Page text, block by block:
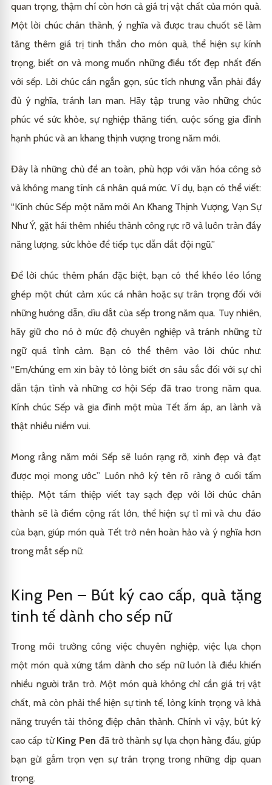
quan trọng, thậm chí còn hơn cả giá trị vật chất của món quà.
Một lời chúc chân thành, ý nghĩa và được trau chuốt sẽ làm
tăng thêm giá trị tinh thần cho món quà, thể hiện sự kính
trọng, biết ơn và mong muốn những điều tốt đẹp nhất đến
với sếp. Lời chúc cần ngắn gọn, súc tích nhưng vẫn phải đầy
đủ ý nghĩa, tránh lan man. Hãy tập trung vào những chúc
phúc về sức khỏe, sự nghiệp thăng tiến, cuộc sống gia đình
hạnh phúc và an khang thịnh vượng trong năm mới.
Đây là những chủ đề an toàn, phù hợp với văn hóa công sở
và không mang tính cá nhân quá mức. Ví dụ, bạn có thể viết:
“Kính chúc Sếp một năm mới An Khang Thịnh Vượng, Vạn Sự
Như Ý, gặt hái thêm nhiều thành công rực rỡ và luôn tràn đầy
năng lượng, sức khỏe để tiếp tục dẫn dắt đội ngũ.”
Để lời chúc thêm phần đặc biệt, bạn có thể khéo léo lồng
ghép một chút cảm xúc cá nhân hoặc sự trân trọng đối với
những hướng dẫn, dìu dắt của sếp trong năm qua. Tuy nhiên,
hãy giữ cho nó ở mức độ chuyên nghiệp và tránh những từ
ngữ quá tình cảm. Bạn có thể thêm vào lời chúc như:
“Em/chúng em xin bày tỏ lòng biết ơn sâu sắc đối với sự chỉ
dẫn tận tình và những cơ hội Sếp đã trao trong năm qua.
Kính chúc Sếp và gia đình một mùa Tết ấm áp, an lành và
thật nhiều niềm vui.
Mong rằng năm mới Sếp sẽ luôn rạng rỡ, xinh đẹp và đạt
được mọi mong ước.” Luôn nhớ ký tên rõ ràng ở cuối tấm
thiệp. Một tấm thiệp viết tay sạch đẹp với lời chúc chân
thành sẽ là điểm cộng rất lớn, thể hiện sự tỉ mỉ và chu đáo
của bạn, giúp món quà Tết trở nên hoàn hảo và ý nghĩa hơn
trong mắt sếp nữ.
King Pen – Bút ký cao cấp, quà tặng
tinh tế dành cho sếp nữ
Trong môi trường công việc chuyên nghiệp, việc lựa chọn
một món quà xứng tầm dành cho sếp nữ luôn là điều khiến
nhiều người trăn trở. Một món quà không chỉ cần giá trị vật
chất, mà còn phải thể hiện sự tinh tế, lòng kính trọng và khả
năng truyền tải thông điệp chân thành. Chính vì vậy, bút ký
cao cấp từKing Pen đã trở thành sự lựa chọn hàng đầu, giúp
bạn gửi gắm trọn vẹn sự trân trọng trong những dịp quan
trọng.